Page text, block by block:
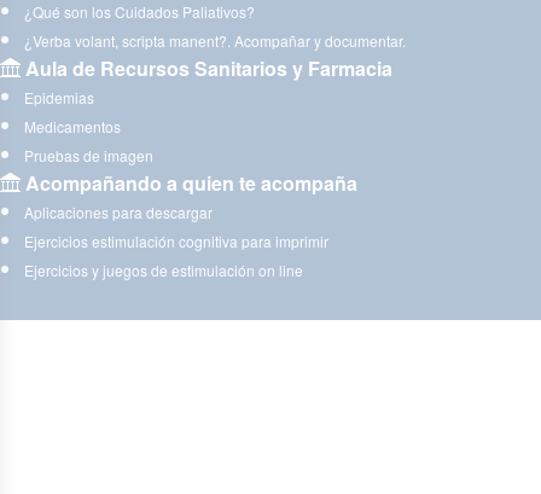
¿Qué son los Cuidados Paliativos?
¿Verba volant, scripta manent?. Acompañar y documentar.
Aula de Recursos Sanitarios y Farmacia
Epidemias
Medicamentos
Pruebas de imagen
Acompañando a quien te acompaña
Aplicaciones para descargar
Ejercicios estimulación cognitiva para imprimir
Ejercicios y juegos de estimulación on line